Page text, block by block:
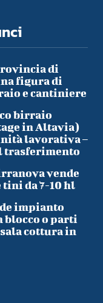
di
figura di
e cantiniere
birraio
in Altavia)
lavorativa –
trasferimento
vende
da 7-10 hl
impianto
o parti
cottura in